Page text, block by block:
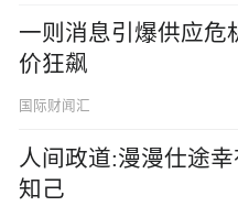
一则消息引爆供应危
价狂飙
国际财闻汇
人间政道:漫漫仕途幸
知己